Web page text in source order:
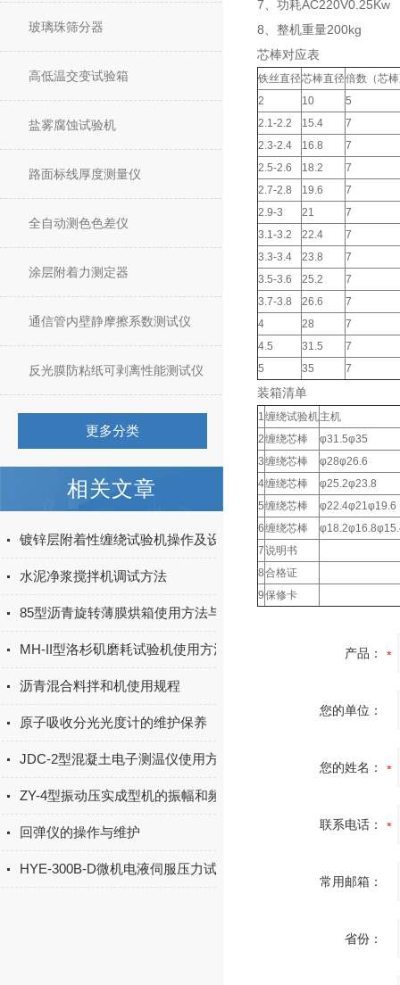
玻璃珠筛分器
高低温交变试验箱
盐雾腐蚀试验机
路面标线厚度测量仪
全自动测色色差仪
涂层附着力测定器
通信管内壁静摩擦系数测试仪
反光膜防粘纸可剥离性能测试仪
更多分类
相关文章
​镀锌层附着性缠绕试验机操作及设置
水泥净浆搅拌机调试方法
85型沥青旋转薄膜烘箱使用方法与维护
MH-II型洛杉矶磨耗试验机使用方法
沥青混合料拌和机使用规程
原子吸收分光光度计的维护保养
JDC-2型混凝土电子测温仪使用方法介绍
ZY-4型振动压实成型机的振幅和频率与压实效果的关系
回弹仪的操作与维护
HYE-300B-D微机电液伺服压力试验机产品简介
7、功耗AC220V0.25Kw
8、整机重量200kg
芯棒对应表
铁丝直径芯棒直径倍数（芯
2
10
5
2.1-2.2
15.4
7
2.3-2.4
16.8
7
2.5-2.6
18.2
7
2.7-2.8
19.6
7
2.9-3
21
7
3.1-3.2
22.4
7
3.3-3.4
23.8
7
3.5-3.6
25.2
7
3.7-3.8
26.6
7
4
28
7
4.5
31.5
7
5
35 7
装箱清单
1缠绕试验机主机
2缠绕芯棒
φ31.5φ35
3缠绕芯棒
φ28φ26.6
4缠绕芯棒
φ25.2φ23.8
5缠绕芯棒
φ22.4φ21φ19.6
6缠绕芯棒
7说明书
8合格证
9保修卡
产品：
您的单位：
您的姓名：
联系电话：
常用邮箱：
省份：